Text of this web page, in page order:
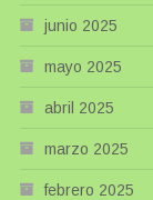
junio 2025
mayo 2025
abril 2025
marzo 2025
febrero 2025